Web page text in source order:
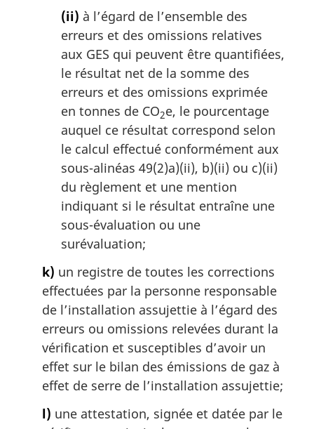
(ii) à l’égard de l’ensemble des
erreurs et des omissions relatives
aux GES qui peuvent être quantifiées,
le résultat net de la somme des
erreurs et des omissions exprimée
en tonnes de CO2e, le pourcentage
auquel ce résultat correspond selon
le calcul effectué conformément aux
sous-alinéas 49(2)a)(ii), b)(ii) ou c)(ii)
du règlement et une mention
indiquant si le résultat entraîne une
sous-évaluation ou une
surévaluation;
k) un registre de toutes les corrections
effectuées par la personne responsable
de l’installation assujettie à l’égard des
erreurs ou omissions relevées durant la
vérification et susceptibles d’avoir un
effet sur le bilan des émissions de gaz à
effet de serre de l’installation assujettie;
l) une attestation, signée et datée par le